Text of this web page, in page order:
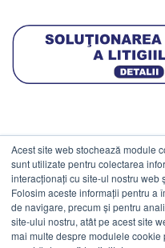
Acest site web stochează module
sunt utilizate pentru colectarea
interacționați cu site-ul nostru web
Folosim aceste informații pentru a
de navigare, precum și pentru
site-ului nostru, atât pe acest site
mai multe despre modulele
DATE COMERCIALE
ESTICO S.R.L.
CIF: RO1094402.
Reg.Com: J08/469/1991.